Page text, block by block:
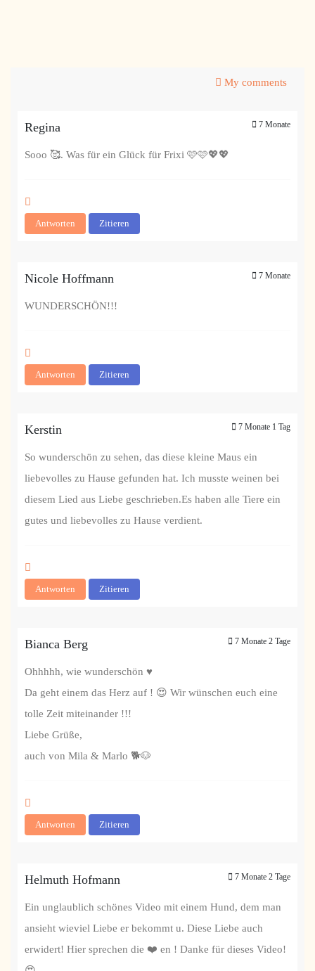
My comments
Regina 7 Monate
Sooo 🥰. Was für ein Glück für Frixi 🩷🩷💖💖
Antworten Zitieren
Nicole Hoffmann 7 Monate
WUNDERSCHÖN!!!
Antworten Zitieren
Kerstin 7 Monate 1 Tag
So wunderschön zu sehen, das diese kleine Maus ein
liebevolles zu Hause gefunden hat. Ich musste weinen bei
diesem Lied aus Liebe geschrieben.Es haben alle Tiere ein
gutes und liebevolles zu Hause verdient.
Antworten Zitieren
Bianca Berg 7 Monate 2 Tage
Ohhhhh, wie wunderschön ♥️
Da geht einem das Herz auf ! 😍 Wir wünschen euch eine
tolle Zeit miteinander !!!
Liebe Grüße,
auch von Mila & Marlo 🐕🐶
Antworten Zitieren
Helmuth Hofmann 7 Monate 2 Tage
Ein unglaublich schönes Video mit einem Hund, dem man
ansieht wieviel Liebe er bekommt u. Diese Liebe auch
erwidert! Hier sprechen die ❤️ en ! Danke für dieses Video!